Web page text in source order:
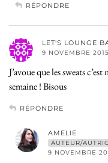
RÉPONDRE
LET'S LOUNGE
9 NOVEMBRE
J’avoue que les sweats
semaine ! Bisous
RÉPONDRE
AMELIE
AUTEUR/
9 NOVEMBRE